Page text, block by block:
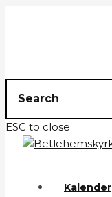
ESC to close
Kalender